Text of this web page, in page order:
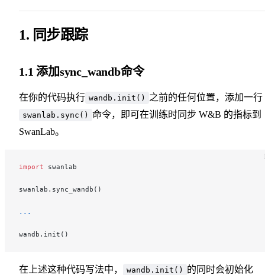
1. 同步跟踪
1.1 添加sync_wandb命令
在你的代码执行 wandb.init() 之前的任何位置，添加一行
swanlab.sync() 命令，即可在训练时同步 W&B 的指标到
SwanLab。
import swanlab
swanlab.sync_wandb()
...
wandb.init()
在上述这种代码写法中， wandb.init()
的同时会初始化